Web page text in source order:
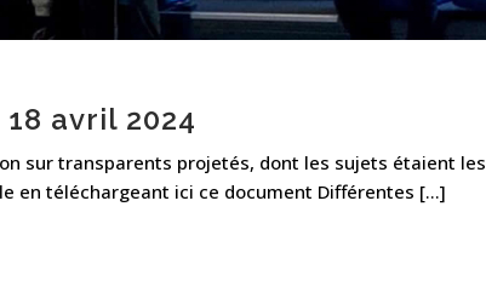
avril 2024
sur transparents projetés, dont les sujets étaient les
en téléchargeant ici ce document Différentes [...]